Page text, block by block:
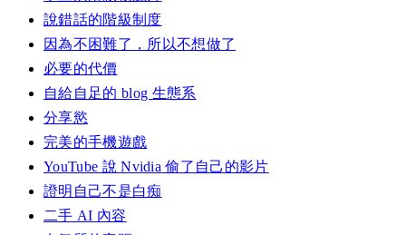
說錯話的階級制度
因為不困難了，所以不想做了
必要的代價
自給自足的 blog 生態系
分享慾
完美的手機遊戲
YouTube 說 Nvidia 偷了自己的影片
證明自己不是白痴
二手 AI 內容